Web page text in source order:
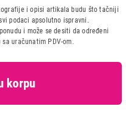
I SUDOPERA
osnovu zakona o
i opisi artikala budu što tačniji
podaci apsolutno ispravni.
i može se desiti da određeni
uračunatim PDV-om.
korpu